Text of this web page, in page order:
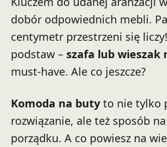
dobór odpowiednich mebli.
centymetr przestrzeni się
podstaw – szafa lub wieszak
must-have. Ale co jeszcze?
Komoda na butyto nie tylko
rozwiązanie, ale też sposób
porządku. A co powiesz na